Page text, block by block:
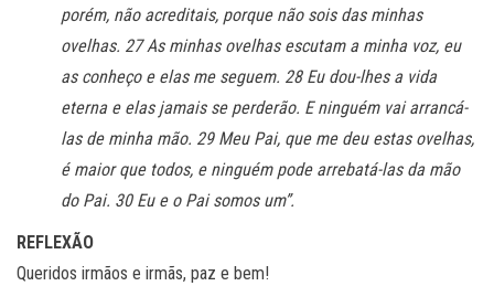
porém, não acreditais, porque não sois das minhas
ovelhas. 27 As minhas ovelhas escutam a minha voz, eu
as conheço e elas me seguem. 28 Eu dou-lhes a vida
eterna e elas jamais se perderão. E ninguém vai arrancá-
las de minha mão. 29 Meu Pai, que me deu estas ovelhas,
é maior que todos, e ninguém pode arrebatá-las da mão
do Pai. 30 Eu e o Pai somos um”.
REFLEXÃO
Queridos irmãos e irmãs, paz e bem!